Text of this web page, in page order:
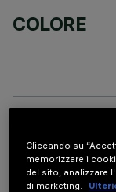
COLORE
DATI
ULTIMO
Cliccando su
memorizzare i
del sito, analizzare
di marketing.